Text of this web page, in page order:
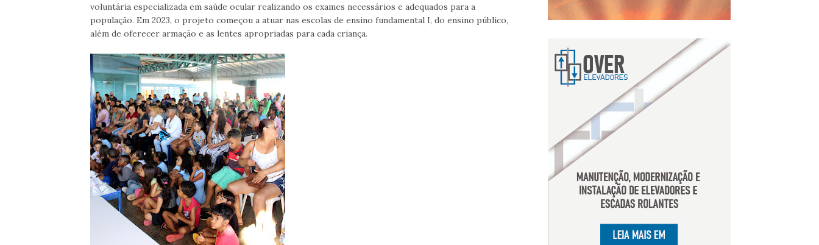
voluntária especializada em saúde ocular realizando os exames necessários e adequados para a
população. Em 2023, o projeto começou a atuar nas escolas de ensino fundamental I, do ensino público,
além de oferecer armação e as lentes apropriadas para cada criança.